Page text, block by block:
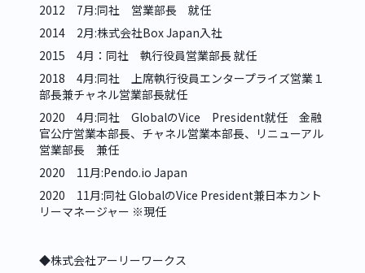
2012　7月:同社　営業部長　就任
2014　2月:株式会社Box Japan入社
2015　4月：同社　執行役員営業部長 就任
2018　4月:同社　上席執行役員エンタープライズ営業１
部長兼チャネル営業部長就任
2020　4月:同社　GlobalのVice　President就任　金融
官公庁営業本部長、チャネル営業本部長、リニューアル
営業部長　兼任
2020　11月:Pendo.io Japan
2020　11月:同社 GlobalのVice President兼日本カント
リーマネージャー ※現任
◆株式会社アーリーワークス